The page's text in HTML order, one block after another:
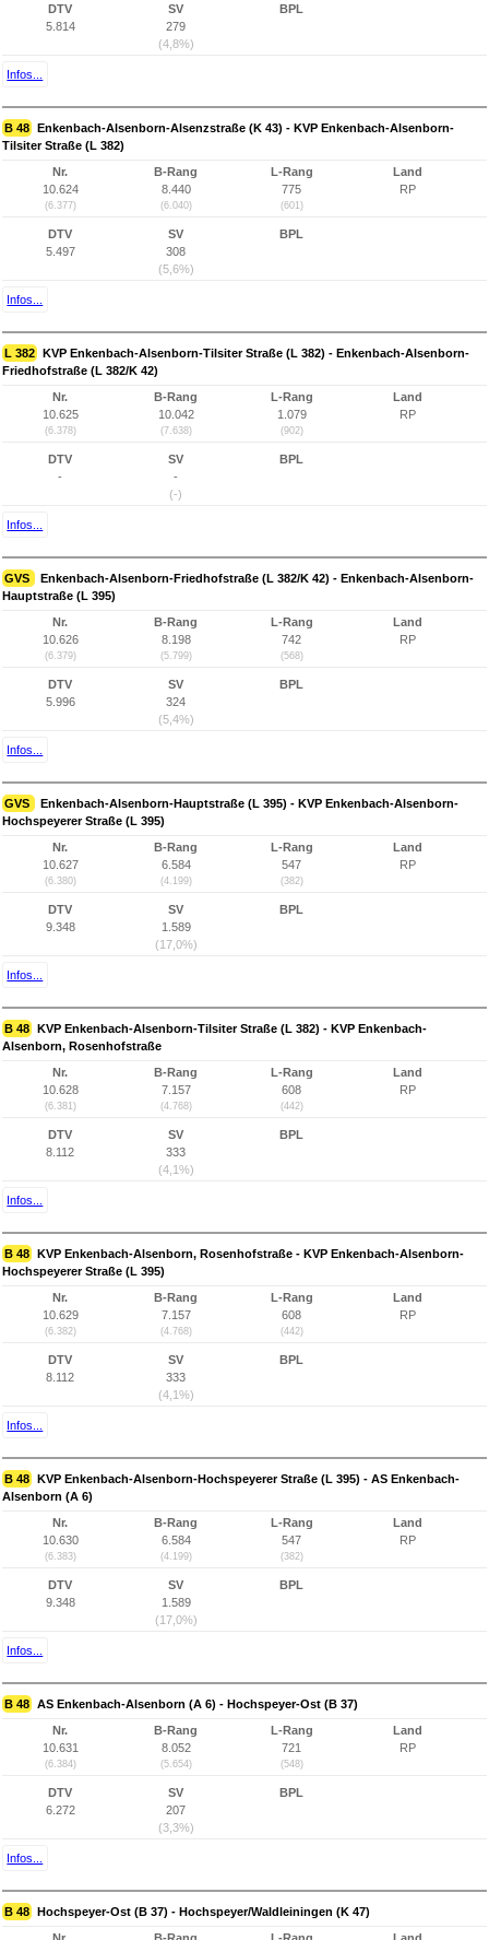
DTV
5.814
SV
279
(4,8%)
BPL
Infos...
B 48 Enkenbach-Alsenborn-Alsenzstraße (K 43) - KVP Enkenbach-Alsenborn-
Tilsiter Straße (L 382)
Nr.
10.624
(6.377)
B-Rang
8.440
(6.040)
L-Rang
775
(601)
Land
RP
DTV
5.497
SV
308
(5,6%)
BPL
Infos...
L 382 KVP Enkenbach-Alsenborn-Tilsiter Straße (L 382) - Enkenbach-Alsenborn-
Friedhofstraße (L 382/K 42)
Nr.
10.625
(6.378)
B-Rang
10.042
(7.638)
L-Rang
1.079
(902)
Land
RP
DTV
-
SV
-
(-)
BPL
Infos...
GVS
Enkenbach-Alsenborn-Friedhofstraße (L 382/K 42) - Enkenbach-Alsenborn-
Hauptstraße (L 395)
Nr.
10.626
(6.379)
B-Rang
8.198
(5.799)
L-Rang
742
(568)
Land
RP
DTV
5.996
SV
324
(5,4%)
BPL
Infos...
GVS
Enkenbach-Alsenborn-Hauptstraße (L 395) - KVP Enkenbach-Alsenborn-
Hochspeyerer Straße (L 395)
Nr.
10.627
(6.380)
B-Rang
6.584
(4.199)
L-Rang
547
(382)
Land
RP
DTV
9.348
SV
1.589
(17,0%)
BPL
Infos...
B 48 KVP Enkenbach-Alsenborn-Tilsiter Straße (L 382) - KVP Enkenbach-
Alsenborn, Rosenhofstraße
Nr.
10.628
(6.381)
B-Rang
7.157
(4.768)
L-Rang
608
(442)
Land
RP
DTV
8.112
SV
333
(4,1%)
BPL
Infos...
B 48 KVP Enkenbach-Alsenborn, Rosenhofstraße - KVP Enkenbach-Alsenborn-
Hochspeyerer Straße (L 395)
Nr.
10.629
(6.382)
B-Rang
7.157
(4.768)
L-Rang
608
(442)
Land
RP
DTV
8.112
SV
333
(4,1%)
BPL
Infos...
B 48 KVP Enkenbach-Alsenborn-Hochspeyerer Straße (L 395) - AS Enkenbach-
Alsenborn (A 6)
Nr.
10.630
(6.383)
B-Rang
6.584
(4.199)
L-Rang
547
(382)
Land
RP
DTV
9.348
SV
1.589
(17,0%)
BPL
Infos...
B 48 AS Enkenbach-Alsenborn (A 6) - Hochspeyer-Ost (B 37)
Nr.
10.631
(6.384)
B-Rang
8.052
(5.654)
L-Rang
721
(548)
Land
RP
DTV
6.272
SV
207
(3,3%)
BPL
Infos...
B 48 Hochspeyer-Ost (B 37) - Hochspeyer/Waldleiningen (K 47)